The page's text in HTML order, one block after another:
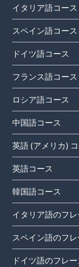
イタリア語コース
スペイン語コース
ドイツ語コース
フランス語コース
ロシア語コース
中国語コース
英語 (アメリカ)
英語コース
韓国語コース
イタリア語のフ
スペイン語のフ
ドイツ語のフレ